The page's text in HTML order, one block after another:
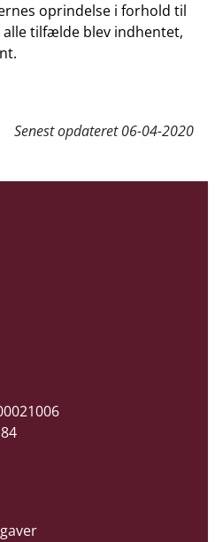
oprindelse i forhold til
tilfælde blev indhentet,
Senest opdateret06-04-2020